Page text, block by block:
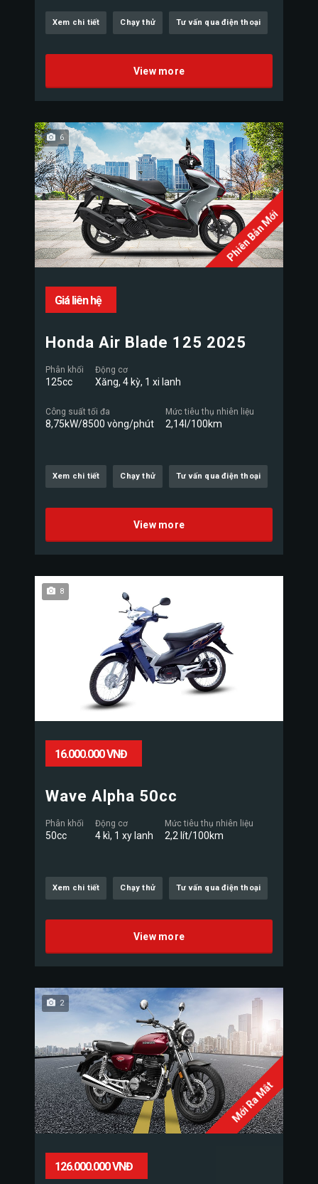
Xem chi tiết Chạy thử Tư vấn qua điện thoại
View more
Phiên Bản Mới
6
Giá liên hệ
Honda Air Blade 125 2025
Phân khối
125cc
Động cơ
Xăng, 4 kỳ, 1 xi lanh
Công suất tối đa
8,75kW/8500 vòng/phút
Mức tiêu thụ nhiên liệu
2,14l/100km
Xem chi tiết Chạy thử Tư vấn qua điện thoại
View more
8
16.000.000 VNĐ
Wave Alpha 50cc
Phân khối
50cc
Động cơ
4 kì, 1 xy lanh
Mức tiêu thụ nhiên liệu
2,2 lít/100km
Xem chi tiết Chạy thử Tư vấn qua điện thoại
View more
Mới Ra Mắt
2
126.000.000 VNĐ